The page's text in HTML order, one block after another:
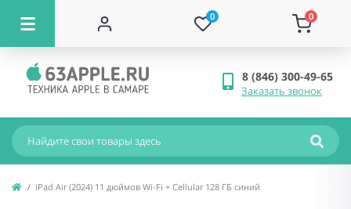
0 0
8 (846) 300-49-65
Заказать звонок
iPad Air (2024) 11 дюймов Wi-Fi + Cellular 128 ГБ синий